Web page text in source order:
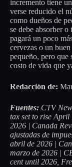
incremento tiene
verse reducido el
como dueños de
se debe absorber
pagará un poco
cervezas o un
pequeño, pero que
costo de vida que
Redacción de:
Fuentes: CTV
tax set to rise April
2026 | Canada
ajustadas de
abril de 2026 |
marzo de 2026 |
cent until 2026,